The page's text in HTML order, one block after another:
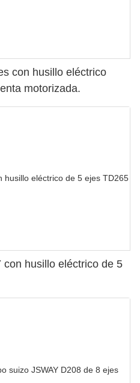
con husillo eléctrico
motorizada.
con husillo eléctrico de 5